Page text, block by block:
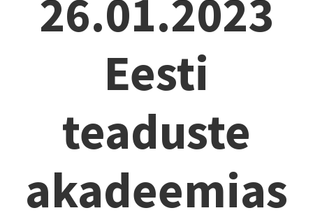
26.01.2023
Eesti
teaduste
akadeemias